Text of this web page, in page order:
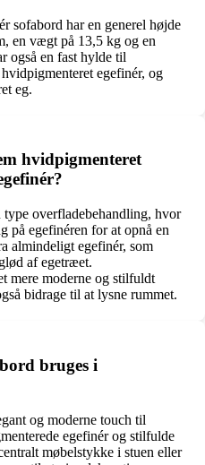
sofabord har en generel højde
en vægt på 13,5 kg og en
også en fast hylde til
egefinér, og
eg.
hvidpigmenteret
overfladebehandling, hvor
på egefinéren for at opnå en
almindeligt egefinér, som
af egetræet.
mere moderne og stilfuldt
bidrage til at lysne rummet.
bruges i
og moderne touch til
egefinér og stilfulde
møbelstykke i stuen eller